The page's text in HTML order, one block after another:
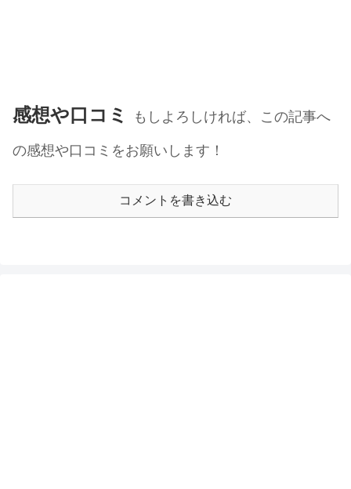
感想や口コミ
もしよろしければ、この記事へ
の感想や口コミをお願いします！
コメントを書き込む